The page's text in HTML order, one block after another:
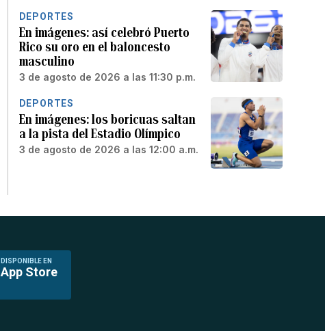
DEPORTES
En imágenes: así celebró Puerto
Rico su oro en el baloncesto
masculino
3 de agosto de 2026 a las 11:30 p.m.
DEPORTES
En imágenes: los boricuas saltan
a la pista del Estadio Olímpico
3 de agosto de 2026 a las 12:00 a.m.
DISPONIBLE EN
App Store